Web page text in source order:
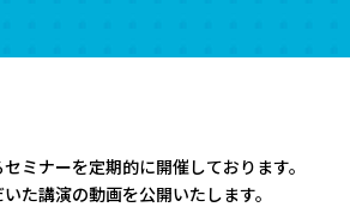
ミナーを定期的に開催しております。
た講演の動画を公開いたします。